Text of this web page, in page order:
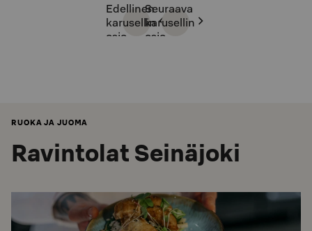
Edellinen
karusellin
osio
Seuraava
karusellin
osio
RUOKA JA JUOMA
Ravintolat Seinäjoki